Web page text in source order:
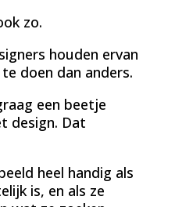
zo.
houden ervan
doen dan anders.
een beetje
design. Dat
heel handig als
is, en als ze